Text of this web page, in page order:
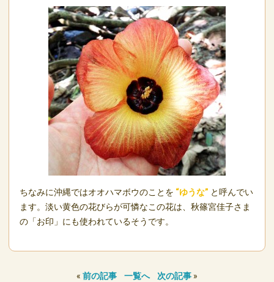
ちなみに沖縄ではオオハマボウのことを “ゆうな” と呼んでい
ます。淡い黄色の花びらが可憐なこの花は、秋篠宮佳子さま
の「お印」にも使われているそうです。
« 前の記事 一覧へ 次の記事 »